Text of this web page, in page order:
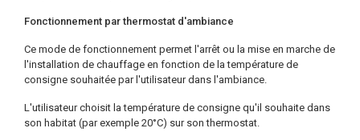
Fonctionnement par thermostat d'ambiance
Ce mode de fonctionnement permet l'arrêt ou la mise en marche de
l'installation de chauffage en fonction de la température de
consigne souhaitée par l'utilisateur dans l'ambiance.
L'utilisateur choisit la température de consigne qu'il souhaite dans
son habitat (par exemple 20°C) sur son thermostat.